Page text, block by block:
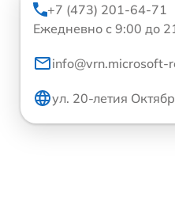
+7 (473) 201-64-71
Ежедневно с 9:00 до
info@vrn.microsoft-
ул. 20-летия